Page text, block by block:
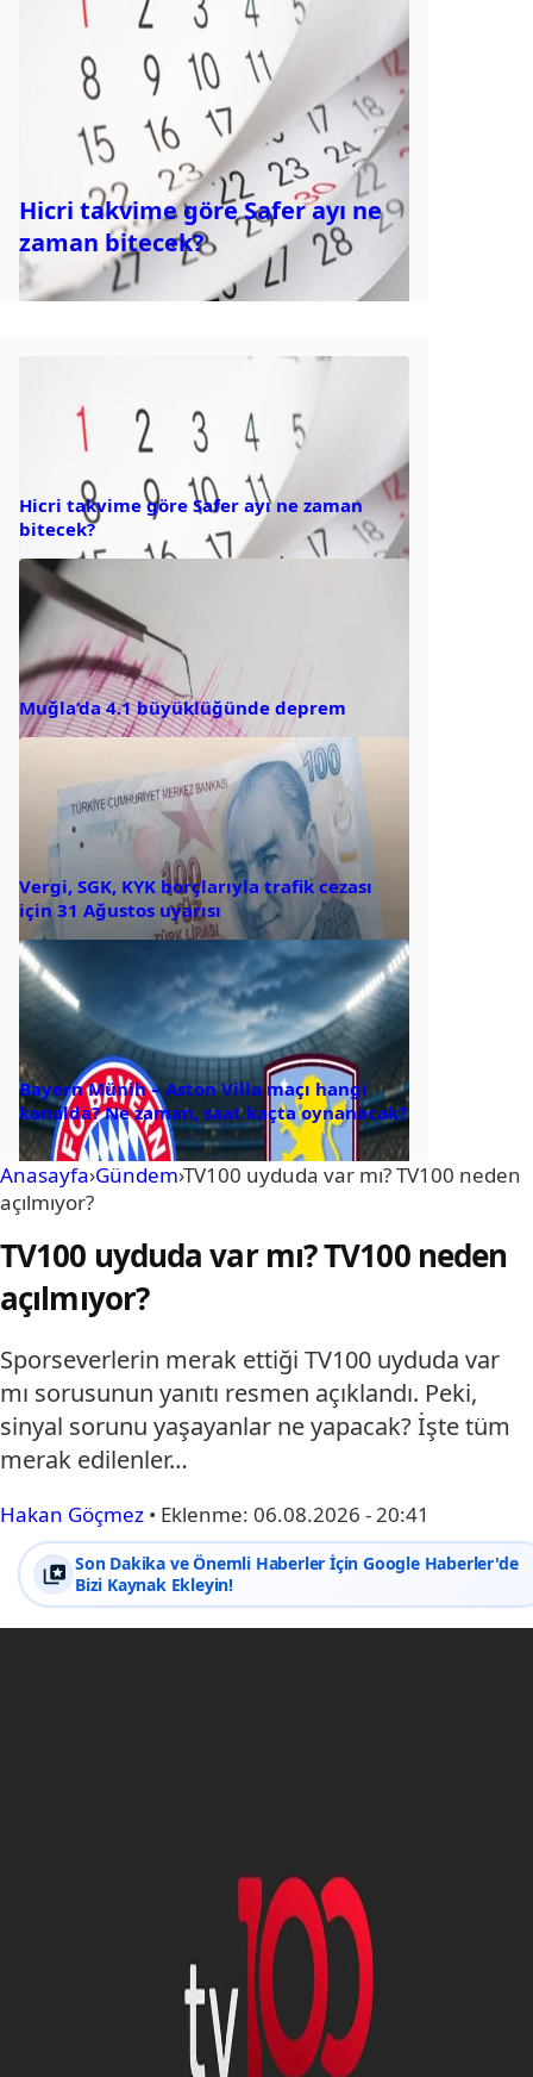
Hicri takvime göre Safer ayı ne
zaman bitecek?
Hicri takvime göre Safer ayı ne zaman
bitecek?
Muğla’da 4.1 büyüklüğünde deprem
Vergi, SGK, KYK borçlarıyla trafik cezası
için 31 Ağustos uyarısı
Bayern Münih – Aston Villa maçı hangi
kanalda? Ne zaman, saat kaçta oynanacak?
Anasayfa›Gündem›TV100 uyduda var mı? TV100 neden
açılmıyor?
TV100 uyduda var mı? TV100 neden
açılmıyor?
Sporseverlerin merak ettiği TV100 uyduda var
mı sorusunun yanıtı resmen açıklandı. Peki,
sinyal sorunu yaşayanlar ne yapacak? İşte tüm
merak edilenler…
Hakan Göçmez • Eklenme: 06.08.2026 - 20:41
Son Dakika ve Önemli Haberler İçin Google Haberler'de
Bizi Kaynak Ekleyin!